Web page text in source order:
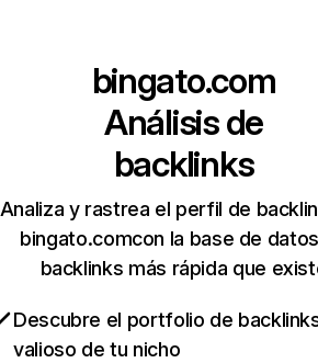
bingato.com
Análisis de
backlinks
Analiza y rastrea el perfil de
bingato.comcon la base de
backlinks más rápida que
Descubre el portfolio de
valioso de tu nicho